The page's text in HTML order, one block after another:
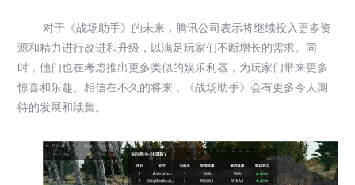
对于《战场助手》的未来，腾讯公司表示将继续投入更多资
源和精力进行改进和升级，以满足玩家们不断增长的需求。同
时，他们也在考虑推出更多类似的娱乐利器，为玩家们带来更多
惊喜和乐趣。相信在不久的将来，《战场助手》会有更多令人期
待的发展和续集。